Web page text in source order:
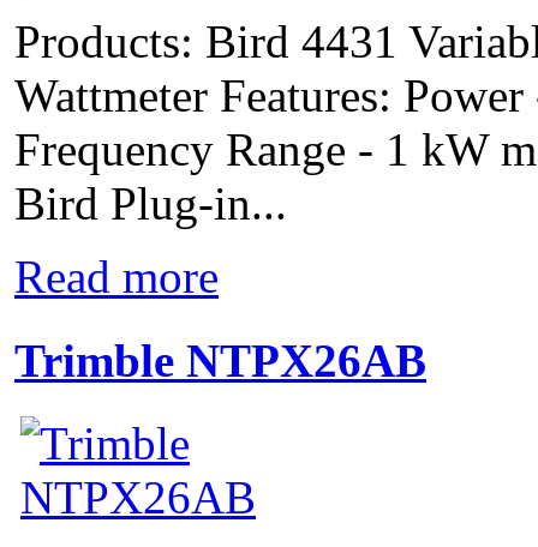
Products: Bird 4431
Wattmeter Features:
Frequency Range - 1 kW
Bird Plug-in...
Read more
Trimble NTPX26AB